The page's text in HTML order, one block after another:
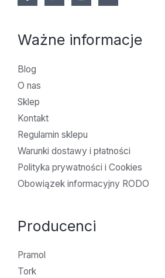
Ważne informacje
Blog
O nas
Sklep
Kontakt
Regulamin sklepu
Warunki dostawy i płatności
Polityka prywatności i Cookies
Obowiązek informacyjny RODO
Producenci
Pramol
Tork